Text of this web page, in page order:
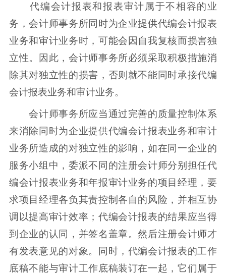
代编会计报表和报表审计属于不相容的业
务，会计师事务所同时为企业提供代编会计报表
业务和审计业务时，可能会因自我复核而损害独
立性。因此，会计师事务所必须采取积极措施消
除其对独立性的损害，否则就不能同时承接代编
会计报表业务和审计业务。
会计师事务所应当通过完善的质量控制体系
来消除同时为企业提供代编会计报表业务和审计
业务所造成的对独立性的影响，如在同一企业的
服务小组中，委派不同的注册会计师分别担任代
编会计报表业务和年报审计业务的项目经理，要
求项目经理各负其责控制各自的风险，并相互协
调以提高审计效率；代编会计报表的结果应当得
到企业的认同，并签名盖章。然后注册会计师才
有发表意见的对象。同时，代编会计报表的工作
底稿不能与审计工作底稿装订在一起，它们属于